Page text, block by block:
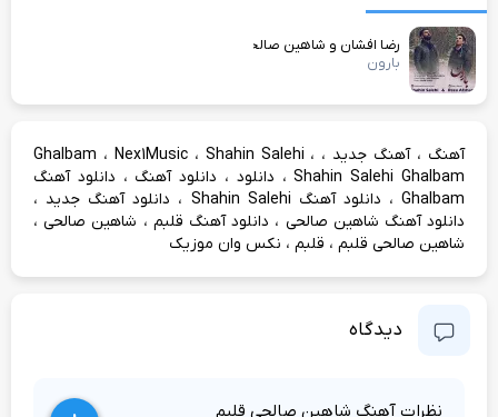
رضا افشان و شاهین صالحی
بارون
آهنگ ،آهنگ جدید ، Ghalbam ، Nex1Music، Shahin Salehi ،
Shahin Salehi Ghalbam، دانلود ، دانلود آهنگ ، دانلود آهنگ
Ghalbam، دانلود آهنگ Shahin Salehi ، دانلود آهنگ جدید ،
دانلود آهنگ شاهین صالحی ، دانلود آهنگ قلبم ، شاهین صالحی،
شاهین صالحی قلبم ، قلبم ، نکس وان موزیک
دیدگاه
نظرات آهنگ شاهین صالحی قلبم